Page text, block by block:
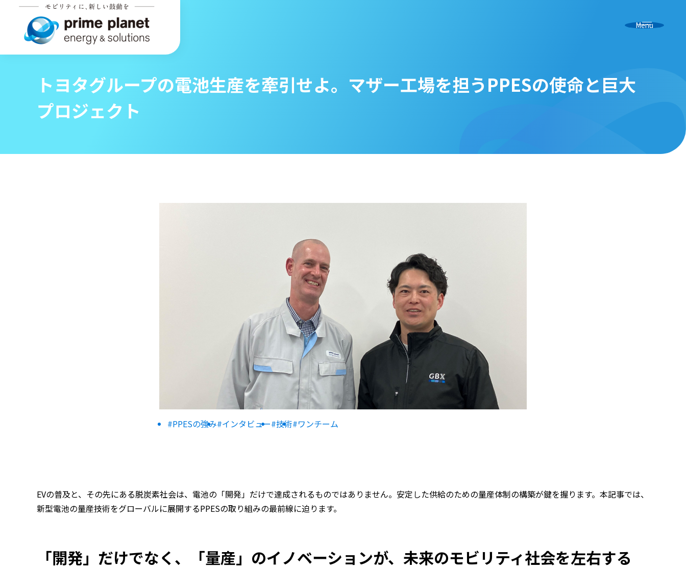
Menu
トヨタグループの電池生産を牽引せよ。マザー工場を担うPPESの使命と巨大
プロジェクト
#PPESの強み#インタビュー#技術#ワンチーム
EVの普及と、その先にある脱炭素社会は、電池の「開発」だけで達成されるものではありません。安定した供給のための量産体制の構築が鍵を握ります。本記事では、
新型電池の量産技術をグローバルに展開するPPESの取り組みの最前線に迫ります。
「開発」だけでなく、「量産」のイノベーションが、未来のモビリティ社会を左右する